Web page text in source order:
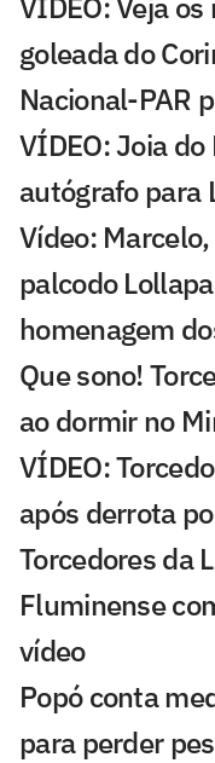
goleada do
Nacional-PAR
VÍDEO: Joia
autógrafo para
Vídeo:
palcodo
homenagem
Que sono!
ao dormir no
VÍDEO:
após derrota
Torcedores da
Fluminense
vídeo
Popó conta
para perder